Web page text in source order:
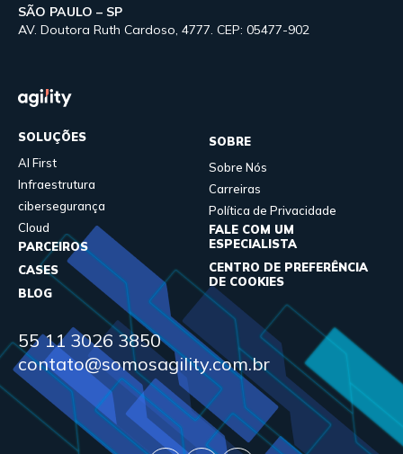
SÃO PAULO – SP
AV. Doutora Ruth Cardoso, 4777. CEP: 05477-902
SOLUÇÕES
AI First
Infraestrutura
cibersegurança
Cloud
PARCEIROS
CASES
BLOG
SOBRE
Sobre Nós
Carreiras
Política de Privacidade
FALE COM UM
ESPECIALISTA
CENTRO DE PREFERÊNCIA
DE COOKIES
55 11 3026 3850
contato@somosagility.com.br